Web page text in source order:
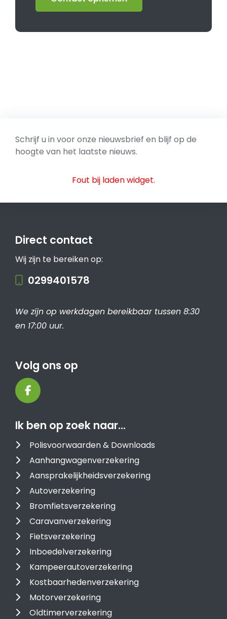
Schrijf u in voor onze nieuwsbrief en blijf op de
hoogte van het laatste nieuws.
Fout bij laden widget.
Direct contact
Wij zijn te bereiken op:
0299401578
We zijn op werkdagen bereikbaar tussen 8:30
en 17:00 uur.
Volg ons op
Ik ben op zoek naar…
Polisvoorwaarden & Downloads
Aanhangwagenverzekering
Aansprakelijkheidsverzekering
Autoverzekering
Bromfietsverzekering
Caravanverzekering
Fietsverzekering
Inboedelverzekering
Kampeerautoverzekering
Kostbaarhedenverzekering
Motorverzekering
Oldtimerverzekering